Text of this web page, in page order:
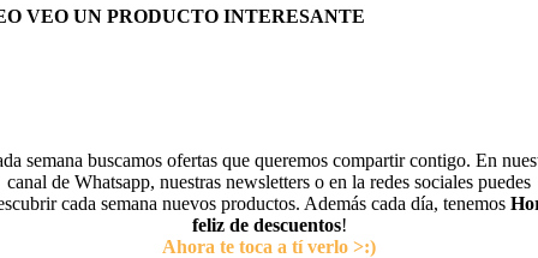
VEO UN PRODUCTO INTERESANTE
semana buscamos ofertas que queremos compartir contigo. En
canal de Whatsapp, nuestras newsletters o en la redes sociales puedes
cada semana nuevos productos. Además cada día, tenemos
feliz de descuentos!
Ahora te toca a tí verlo >:)